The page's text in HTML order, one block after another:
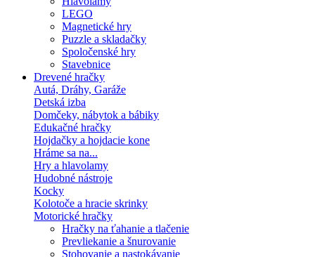
LEGO
Magnetické hry
Puzzle a skladačky
Spoločenské hry
Stavebnice
Drevené hračky
Autá, Dráhy, Garáže
Detská izba
Domčeky, nábytok a bábiky
Edukačné hračky
Hojdačky a hojdacie kone
Hráme sa na...
Hry a hlavolamy
Hudobné nástroje
Kocky
Kolotoče a hracie skrinky
Motorické hračky
Hračky na ťahanie a tlačenie
Prevliekanie a šnurovanie
Stohovanie a nastokávanie